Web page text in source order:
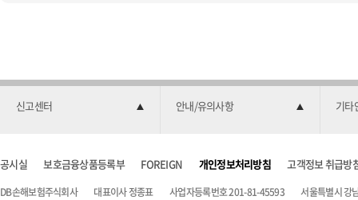
신고센터 안내/유의사항 기타
공시실 보호금융상품등록부 FOREIGN 개인정보처리방침 고객정보 취급방
DB손해보험주식회사 대표이사 정종표 사업자등록번호 201-81-45593 서울특별시 강